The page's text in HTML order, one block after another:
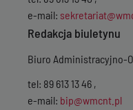
e-mail:
Redakcja biuletynu
Biuro Administracyjno-
tel: 89 613 13 46 ,
e-mail: bip@wmcnt.pl